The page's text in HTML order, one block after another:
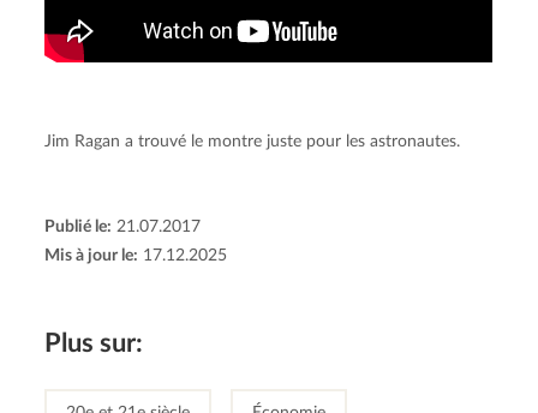
Jim Ragan a trouvé le montre juste pour les astronautes.
Publié le: 21.07.2017
Mis à jour le: 17.12.2025
Plus sur: